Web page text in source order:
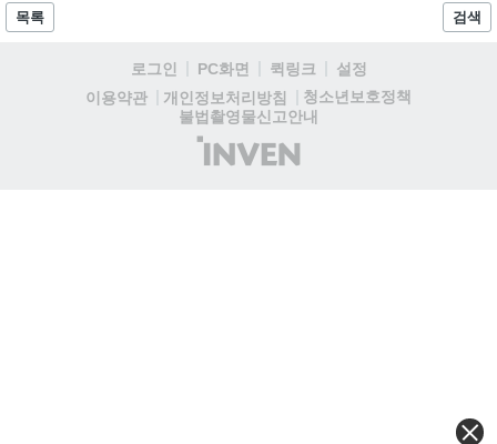
하고자 했으며, 실제 검술 전문가의 모션 캡처를 통해 리얼리티를 극대
화했다. 세계관을 새롭게 재구성한 이번 신작은 기존 시리즈와 설정은
시리즈 팬과 신규 이용자 모두에게 새로운 재미를 선사할 예정이다....
목록 검색
로그인 PC화면 퀵링크
설정
이용약관
개인정보처리방침
청소년보호정책
불법촬영물신고안내
(주)
인